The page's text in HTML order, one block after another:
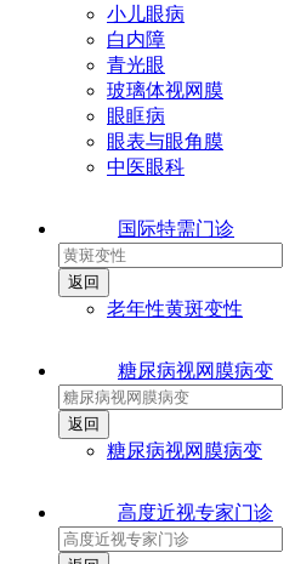
小儿眼病
白内障
青光眼
玻璃体视网膜
眼眶病
眼表与眼角膜
中医眼科
国际特需门诊
老年性黄斑变性
糖尿病视网膜病变
糖尿病视网膜病变
高度近视专家门诊